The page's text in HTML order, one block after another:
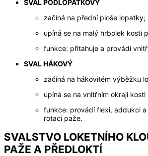
SVAL PODLOPATKOVÝ
začíná na přední ploše lopatky;
upíná se na malý hrbolek kosti
funkce: přitahuje a provádí
SVAL HÁKOVÝ
začíná na hákovitém výběžku
upíná se na vnitřním okraji kosti
funkce: provádí flexi, addukci
rotaci paže.
SVALSTVO LOKETNÍHO
PAŽE A PŘEDLOKTÍ